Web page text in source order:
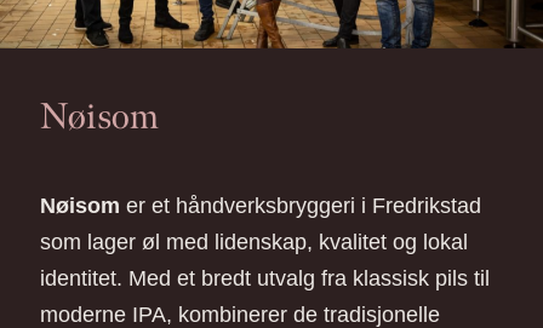
Nøisom
Nøisom er et håndverksbryggeri i Fredrikstad
som lager øl med lidenskap, kvalitet og lokal
identitet. Med et bredt utvalg fra klassisk pils til
moderne IPA, kombinerer de tradisjonelle